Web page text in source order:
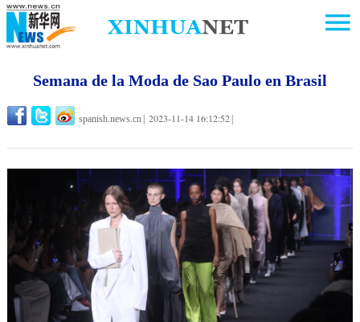
Semana de la Moda de Sao Paulo en Brasil
spanish.news.cn 2023-11-14 16:12:52